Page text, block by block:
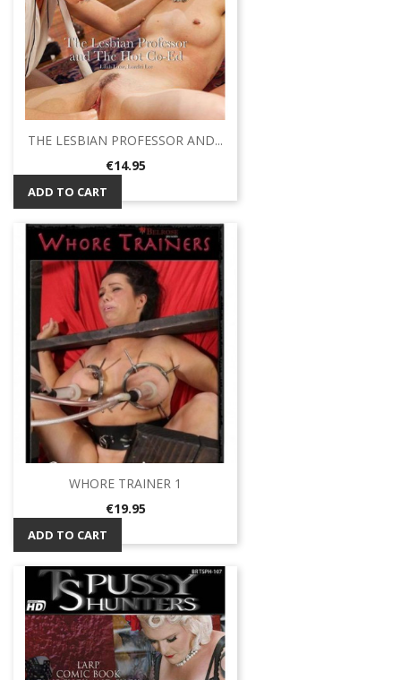
THE LESBIAN PROFESSOR AND...
Price
€14.95
ADD TO CART
WHORE TRAINER 1
Price
€19.95
ADD TO CART